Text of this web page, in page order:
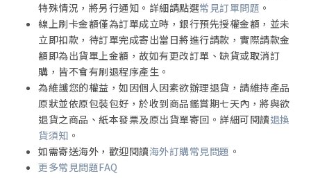
特殊情況，將另行通知。詳細請點選常見訂單問題 。
線上刷卡金額僅為訂單成立時，銀行預先授權金額，並未
立即扣款，待訂單完成寄出當日將進行請款，實際請款金
額即為出貨單上金額，故如有更改訂單、缺貨或取消訂
購，皆不會有刷退程序產生。
為維護您的權益，如因個人因素欲辦理退貨，請維持產品
原狀並依原包裝包好，於收到商品鑑賞期七天內，將與欲
退貨之商品、紙本發票及原出貨單寄回。詳細可閱讀退換
貨須知 。
如需寄送海外，歡迎閱讀海外訂購常見問題 。
更多常見問題FAQ